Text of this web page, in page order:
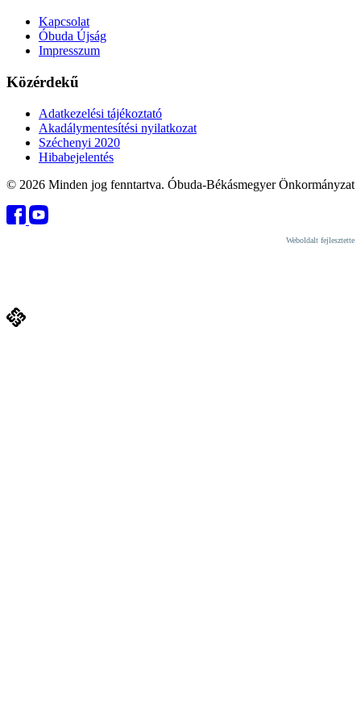
Kapcsolat
Óbuda Újság
Impresszum
Közérdekű
Adatkezelési tájékoztató
Akadálymentesítési nyilatkozat
Széchenyi 2020
Hibabejelentés
© 2026 Minden jog fenntartva. Óbuda-Békásmegyer Önkormányzat
Weboldalt fejlesztette